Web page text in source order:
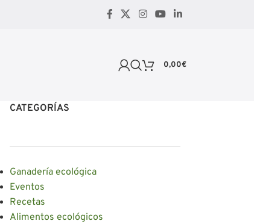
0,00€
CATEGORÍAS
Ganadería ecológica
Eventos
Recetas
Alimentos ecológicos